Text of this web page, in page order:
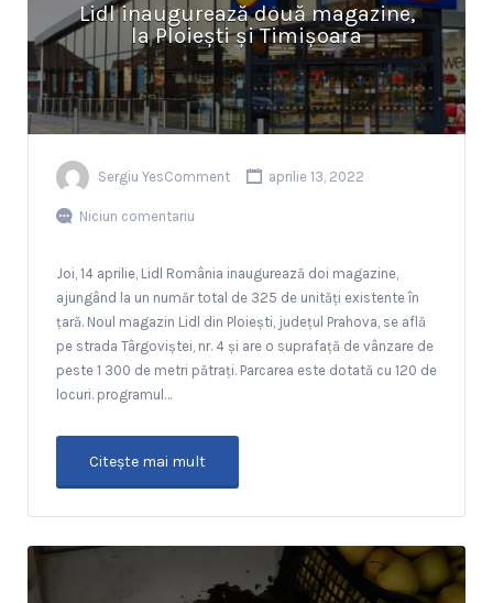
Lidl inaugurează două magazine,
la Ploiești și Timișoara
Sergiu YesComment aprilie 13, 2022
Niciun comentariu
Joi, 14 aprilie, Lidl România inaugurează doi magazine,
ajungând la un număr total de 325 de unități existente în
țară. Noul magazin Lidl din Ploiești, județul Prahova, se află
pe strada Târgoviștei, nr. 4 și are o suprafață de vânzare de
peste 1 300 de metri pătrați. Parcarea este dotată cu 120 de
locuri. programul…
Citeşte mai mult